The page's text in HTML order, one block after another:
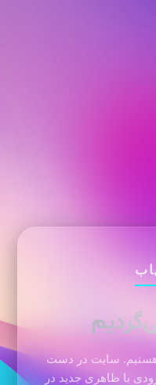
هستیم. سایت در دست
با ظاهری جدید در